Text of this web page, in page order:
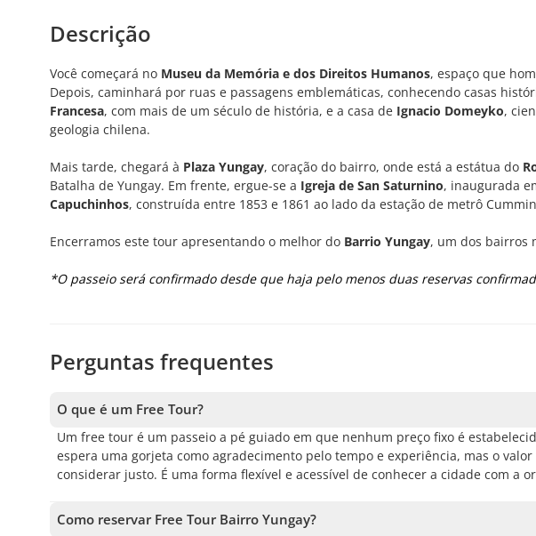
Descrição
Você começará no Museu da Memória e dos Direitos Humanos, espaço que
Depois, caminhará por ruas e passagens emblemáticas, conhecendo casas
Francesa, com mais de um século de história, e a casa de Ignacio Domeyko,
geologia chilena.
Mais tarde, chegará à Plaza Yungay, coração do bairro, onde está a estátua do
Batalha de Yungay. Em frente, ergue-se a Igreja de San Saturnino, inaugurada
Capuchinhos, construída entre 1853 e 1861 ao lado da estação de metrô
Encerramos este tour apresentando o melhor do Barrio Yungay, um dos bairros
*O passeio será confirmado desde que haja pelo menos duas reservas
Perguntas frequentes
O que é um Free Tour?
Um free tour é um passeio a pé guiado em que nenhum preço fixo é
espera uma gorjeta como agradecimento pelo tempo e experiência, mas o
considerar justo. É uma forma flexível e acessível de conhecer a cidade com a
Como reservar Free Tour Bairro Yungay?